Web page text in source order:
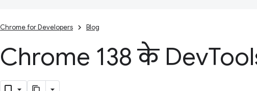
Chrome for Developers Blog
Chrome 138 के Dev